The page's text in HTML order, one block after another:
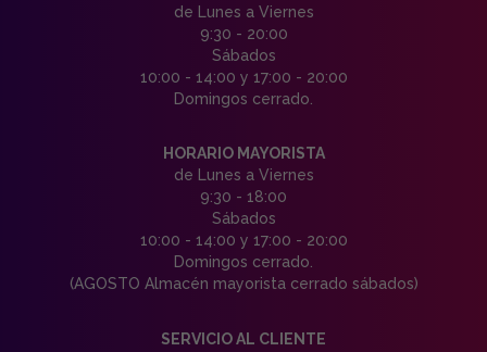
de Lunes a Viernes
9:30 - 20:00
Sábados
10:00 - 14:00 y 17:00 - 20:00
Domingos cerrado.
HORARIO MAYORISTA
de Lunes a Viernes
9:30 - 18:00
Sábados
10:00 - 14:00 y 17:00 - 20:00
Domingos cerrado.
(AGOSTO Almacén mayorista cerrado sábados)
SERVICIO AL CLIENTE